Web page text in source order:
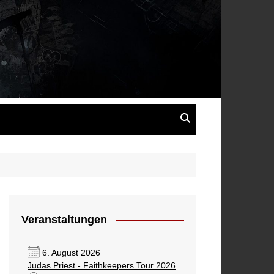
Veranstaltungen
6. August 2026
Judas Priest - Faithkeepers Tour 2026